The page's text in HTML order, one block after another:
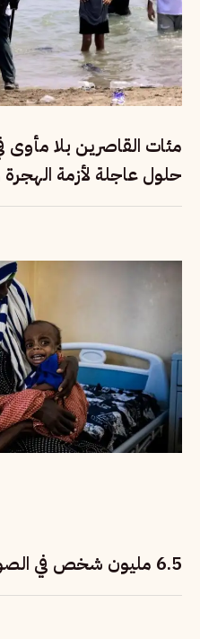
مئات القاصرين بلا
حلول عاجلة لأزمة
6.5 مليون شخص في الصومال يواجهون جوعًا حادًا